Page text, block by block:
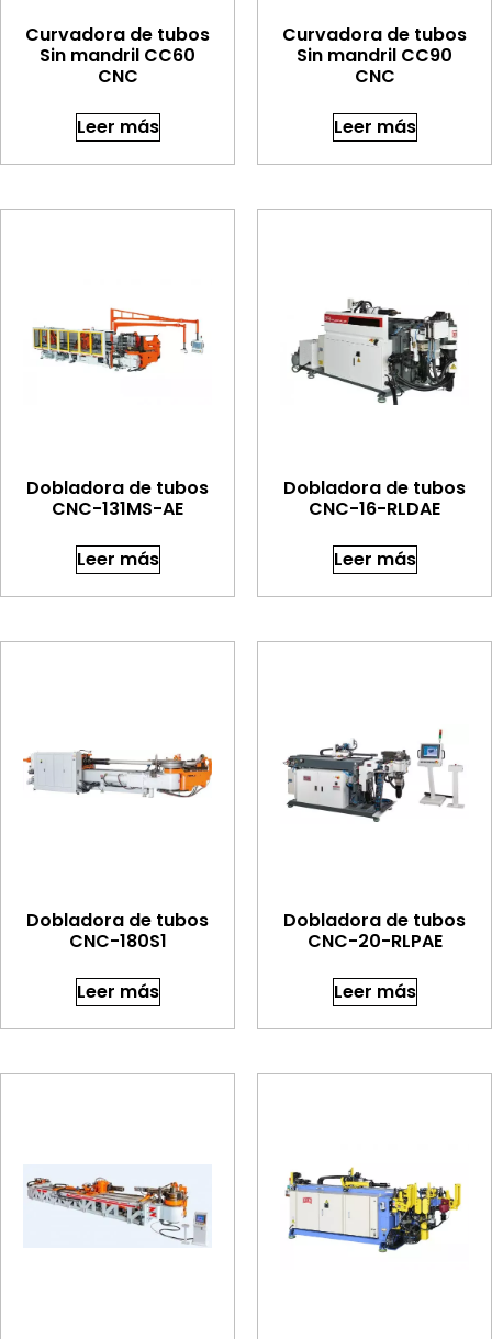
Curvadora de tubos
Sin mandril CC60
CNC
Leer más
Curvadora de tubos
Sin mandril CC90
CNC
Leer más
Dobladora de tubos
CNC-131MS-AE
Leer más
Dobladora de tubos
CNC-16-RLDAE
Leer más
Dobladora de tubos
CNC-180S1
Leer más
Dobladora de tubos
CNC-20-RLPAE
Leer más